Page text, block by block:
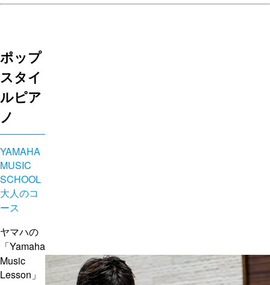
ポップ
スタイ
ルピア
ノ
YAMAHA
MUSIC
SCHOOL
大人のコ
ース
ヤマハの
「Yamaha
Music
Lesson」